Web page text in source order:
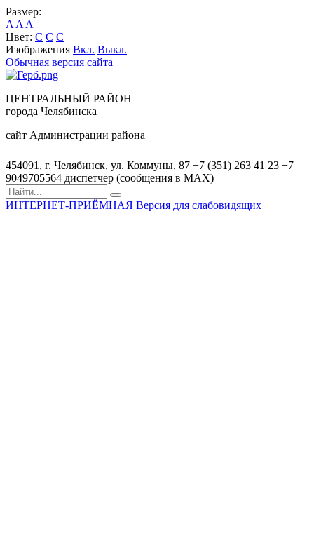
Размер:
A A A
Цвет: C C C
Изображения Вкл. Выкл.
Обычная версия сайта
ЦЕНТРАЛЬНЫЙ РАЙОН
города Челябинска
сайт Администрации района
454091, г. Челябинск, ул. Коммуны, 87 +7 (351) 263 41 23 +7
9049705564 диспетчер (сообщения в MAX)
ИНТЕРНЕТ-ПРИЁМНАЯ Версия для слабовидящих